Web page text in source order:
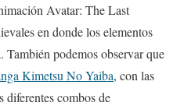
Avatar: The Last
en donde los elementos
También podemos observar que
Kimetsu No Yaiba, con las
diferentes combos de